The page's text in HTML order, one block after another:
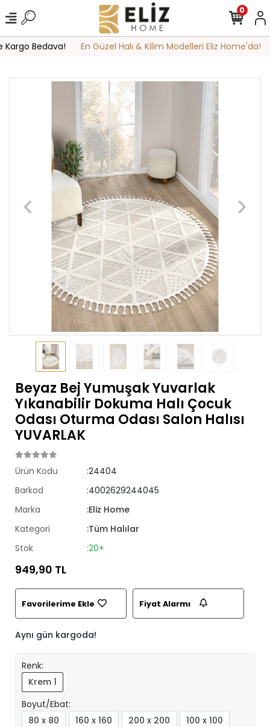
Bedava! En Güzel Halı & Kilim Modelleri Eliz Home'da!
0
Beyaz Bej Yumuşak Yuvarlak
Yıkanabilir Dokuma Halı Çocuk
Odası Oturma Odası Salon Halısı
YUVARLAK
Ürün Kodu
:24404
Barkod
:4002629244045
Marka
:Eliz Home
Kategori
:Tüm Halılar
Stok
:20+
949,90 TL
Favorilerime Ekle Fiyat Alarmı
Aynı gün kargoda!
Renk:
Krem 1
Boyut/Ebat:
80 x 80
160 x 160 200 x 200
100 x 100